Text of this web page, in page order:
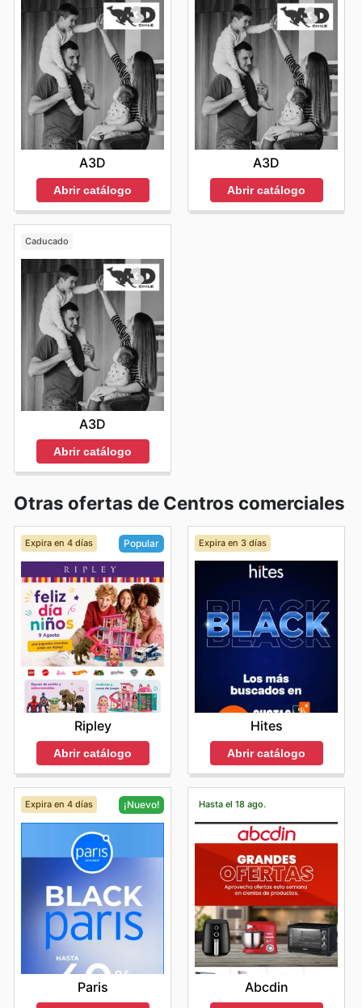
A3D
Abrir catálogo
A3D
Abrir catálogo
Caducado
A3D
Abrir catálogo
Otras ofertas de Centros comerciales
Expira en 4 días Popular
Ripley
Abrir catálogo
Expira en 3 días
Hites
Abrir catálogo
Expira en 4 días ¡Nuevo!
Paris
Hasta el 18 ago.
Abcdin